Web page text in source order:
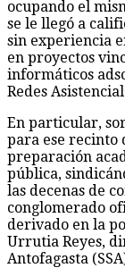
ocupando el
se le llegó a
sin experiencia
en proyectos
informáticos
Redes
En particular,
para ese recinto
preparación
pública,
las decenas de
conglomerado
derivado en la
Urrutia Reyes,
Antofagasta